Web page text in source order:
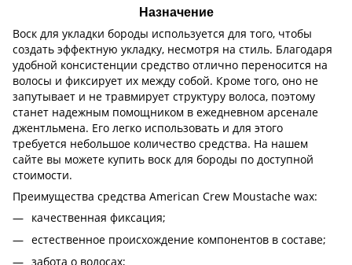
Назначение
Воск для укладки бороды используется для того, чтобы
создать эффектную укладку, несмотря на стиль. Благодаря
удобной консистенции средство отлично переносится на
волосы и фиксирует их между собой. Кроме того, оно не
запутывает и не травмирует структуру волоса, поэтому
станет надежным помощником в ежедневном арсенале
джентльмена. Его легко использовать и для этого
требуется небольшое количество средства. На нашем
сайте вы можете купить воск для бороды по доступной
стоимости.
Преимущества средства American Crew Moustache wax:
качественная фиксация;
естественное происхождение компонентов в составе;
забота о волосах;